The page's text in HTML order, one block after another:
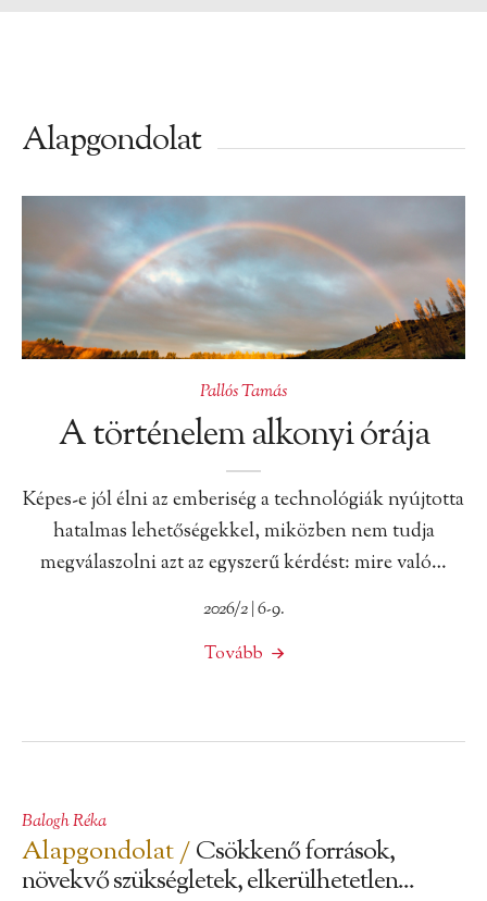
Alapgondolat
Pallós Tamás
A történelem alkonyi órája
Képes-e jól élni az emberiség a technológiák nyújtotta
hatalmas lehetőségekkel, miközben nem tudja
megválaszolni azt az egyszerű kérdést: mire való…
2026/2 | 6-9.
Tovább
Balogh Réka
Alapgondolat /Csökkenő források,
növekvő szükségletek, elkerülhetetlen...